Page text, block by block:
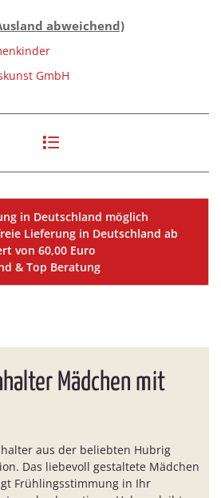
abweichend)
GmbH
in Deutschland möglich
Lieferung in Deutschland ab
von 60,00 Euro
& Top Beratung
Mädchen mit
aus der beliebten Hubrig
Das liebevoll gestaltete Mädchen
Frühlingsstimmung in Ihr